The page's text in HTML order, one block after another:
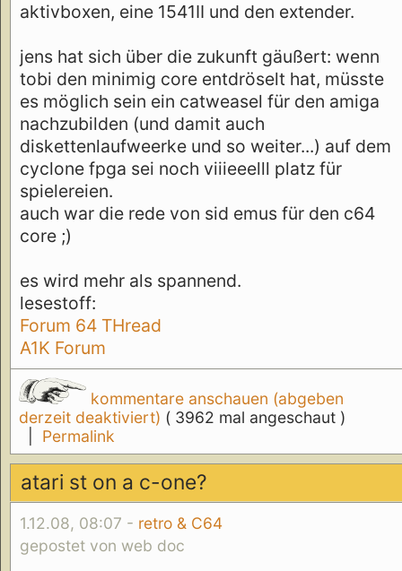
aktivboxen, eine 1541II und den extender.
jens hat sich über die zukunft gäußert: wenn
tobi den minimig core entdröselt hat, müsste
es möglich sein ein catweasel für den amiga
nachzubilden (und damit auch
diskettenlaufweerke und so weiter...) auf dem
cyclone fpga sei noch viiieeelll platz für
spielereien.
auch war die rede von sid emus für den c64
core ;)
es wird mehr als spannend.
lesestoff:
Forum 64 THread
A1K Forum
kommentare anschauen (abgeben
derzeit deaktiviert) ( 3962 mal angeschaut )
Permalink
atari st on a c-one?
1.12.08, 08:07 - retro & C64
gepostet von web doc